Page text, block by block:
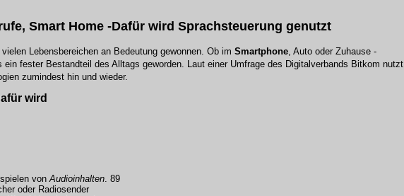
Smart Home -Dafür wird Sprachsteuerung genutzt
Lebensbereichen an Bedeutung gewonnen. Ob im Smartphone, Auto oder Zuhause -
fester Bestandteil des Alltags geworden. Laut einer Umfrage des Digitalverbands Bitkom nutzt
zumindest hin und wieder.
wird
von Audioinhalten . 89
oder Radiosender